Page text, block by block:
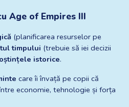
Age of Empires III
(planificarea resurselor pe
timpului (trebuie să iei decizii
istorice.
care îi învață pe copii că
economie, tehnologie și forța